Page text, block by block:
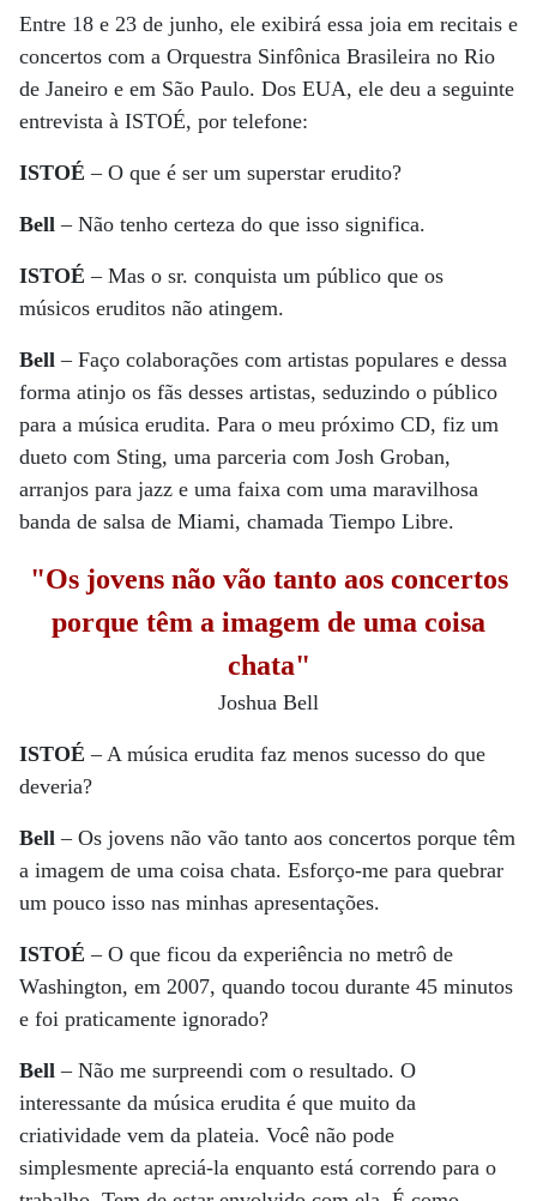
Entre 18 e 23 de junho, ele exibirá essa joia em recitais e
concertos com a Orquestra Sinfônica Brasileira no Rio
de Janeiro e em São Paulo. Dos EUA, ele deu a seguinte
entrevista à ISTOÉ, por telefone:
ISTOÉ– O que é ser um superstar erudito?
Bell– Não tenho certeza do que isso significa.
ISTOÉ – Mas o sr. conquista um público que os
músicos eruditos não atingem.
Bell– Faço colaborações com artistas populares e dessa
forma atinjo os fãs desses artistas, seduzindo o público
para a música erudita. Para o meu próximo CD, fiz um
dueto com Sting, uma parceria com Josh Groban,
arranjos para jazz e uma faixa com uma maravilhosa
banda de salsa de Miami, chamada Tiempo Libre.
"Os jovens não vão tanto aos concertos
porque têm a imagem de uma coisa
chata"
Joshua Bell
ISTOÉ – A música erudita faz menos sucesso do que
deveria?
Bell – Os jovens não vão tanto aos concertos porque têm
a imagem de uma coisa chata. Esforço-me para quebrar
um pouco isso nas minhas apresentações.
ISTOÉ – O que ficou da experiência no metrô de
Washington, em 2007, quando tocou durante 45 minutos
e foi praticamente ignorado?
Bell– Não me surpreendi com o resultado. O
interessante da música erudita é que muito da
criatividade vem da plateia. Você não pode
simplesmente apreciá-la enquanto está correndo para o